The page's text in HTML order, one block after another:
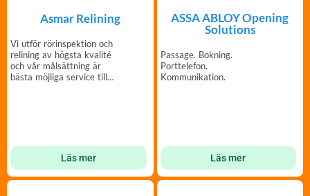
Asmar Relining
Vi utför rörinspektion och
relining av högsta kvalité
och vår målsättning är
bästa möjliga service till
Läs mer
ASSA ABLOY Opening
Solutions
Passage. Bokning.
Porttelefon.
Kommunikation.
Läs mer